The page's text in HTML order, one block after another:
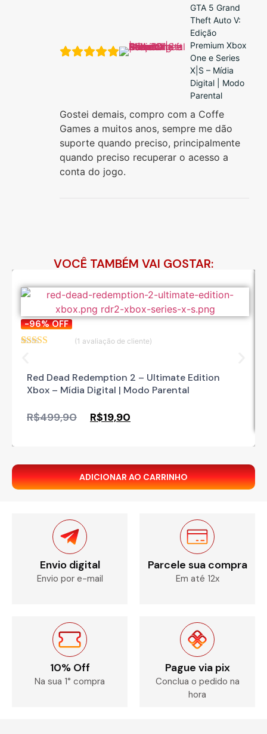
GTA 5 Grand
Theft Auto V:
Edição
Premium Xbox
One e Series
X|S – Mídia
Digital | Modo
Parental
Gostei demais, compro com a Coffe
Games a muitos anos, sempre me dão
suporte quando preciso, principalmente
quando preciso recuperar o acesso a
conta do jogo.
VOCÊ TAMBÉM VAI GOSTAR:
-96%OFF
5, com
baseado em
avaliação de
(1 avaliação de cliente)
Red Dead Redemption 2 – Ultimate Edition
Xbox – Mídia Digital | Modo Parental
R$499,90 R$19,90
ADICIONAR AO CARRINHO
Envio digital
Envio por e-mail
Parcele sua compra
Em até 12x
10% Off
Na sua 1° compra
Pague via pix
Conclua o pedido na
hora